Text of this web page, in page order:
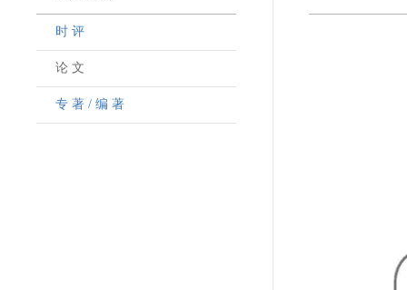
时 评
论 文
专 著 / 编 著